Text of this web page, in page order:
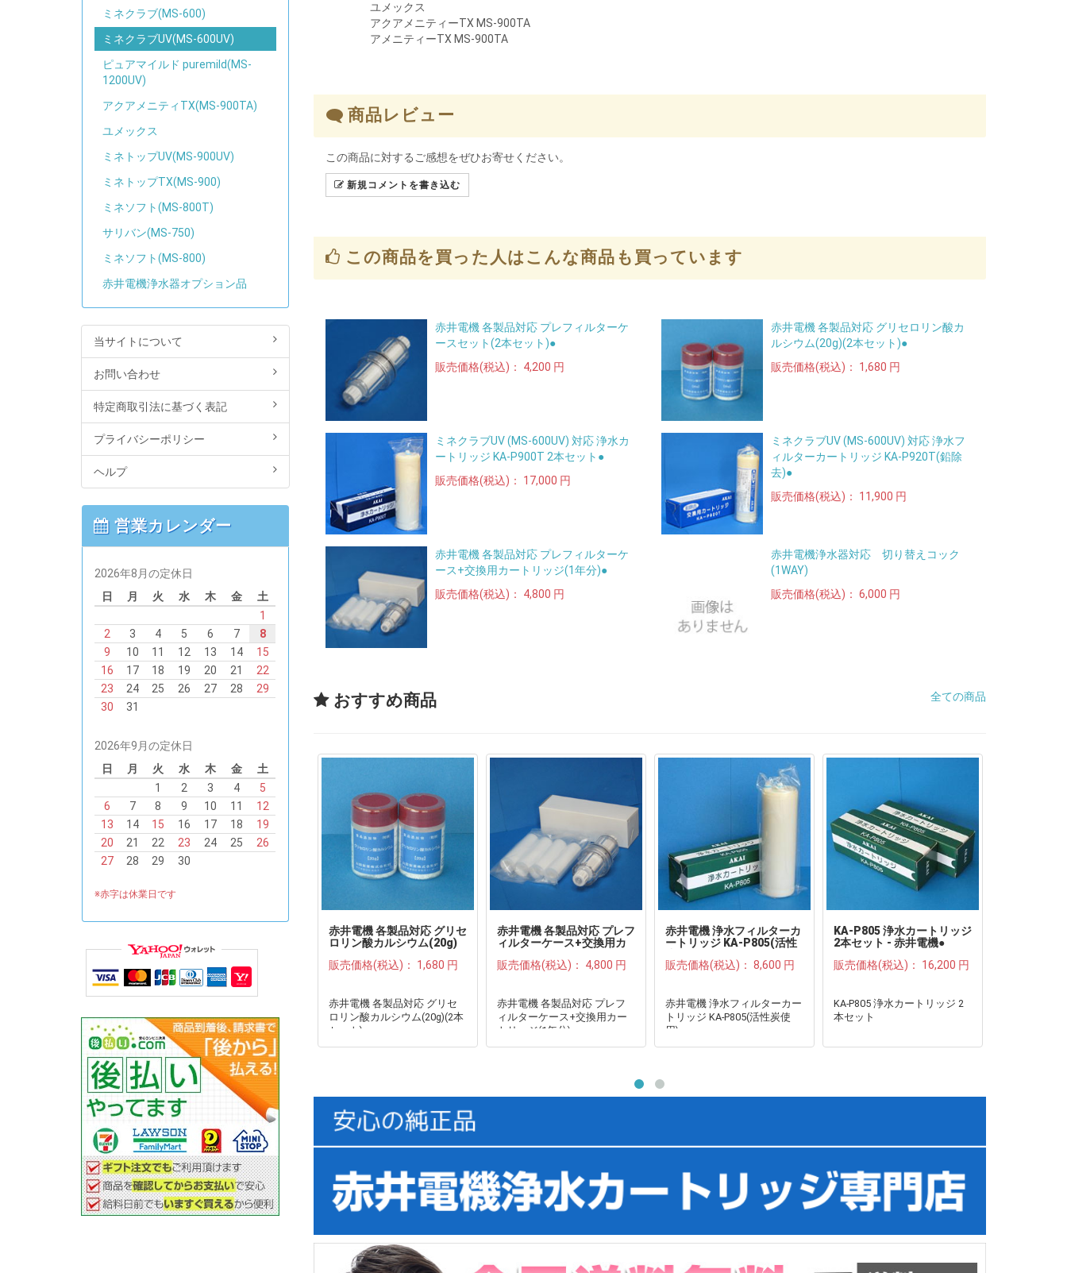
ユメックス
アクアメニティーTX MS-900TA
アメニティーTX MS-900TA
商品レビュー
この商品に対するご感想をぜひお寄せください。
新規コメントを書き込む
この商品を買った人はこんな商品も買っています
赤井電機 各製品対応 プレフィルターケ
ースセット(2本セット)●
販売価格(税込)：
4,200 円
赤井電機 各製品対応 グリセロリン酸カ
ルシウム(20g)(2本セット)●
販売価格(税込)：
1,680 円
ミネクラブUV (MS-600UV) 対応 浄水カ
ートリッジ KA-P900T 2本セット●
販売価格(税込)：
17,000 円
ミネクラブUV (MS-600UV) 対応 浄水フ
ィルターカートリッジ KA-P920T(鉛除
去)●
販売価格(税込)：
11,900 円
赤井電機 各製品対応 プレフィルターケ
ース+交換用カートリッジ(1年分)●
販売価格(税込)：
4,800 円
赤井電機浄水器対応 切り替えコック
(1WAY)
販売価格(税込)： 6,000 円
おすすめ商品 全ての商品
赤井電機 各製品対応 グリセ
ロリン酸カルシウム(20g)
販売価格(税込)： 1,680 円
赤井電機 各製品対応 グリセ
ロリン酸カルシウム(20g)(2本
セット)
赤井電機 各製品対応 プレフ
ィルターケース+交換用カ
販売価格(税込)： 4,800 円
赤井電機 各製品対応 プレフ
ィルターケース+交換用カー
トリッジ(1年分)
赤井電機 浄水フィルターカ
ートリッジ KA-P805(活性
販売価格(税込)： 8,600 円
赤井電機 浄水フィルターカー
トリッジ KA-P805(活性炭使
用)
KA-P805 浄水カートリッジ
2本セット - 赤井電機●
販売価格(税込)： 16,200 円
KA-P805 浄水カートリッジ 2
本セット
ミネクラブ(MS-600)
ミネクラブUV(MS-600UV)
ピュアマイルド puremild(MS-
1200UV)
アクアメニティTX(MS-900TA)
ユメックス
ミネトップUV(MS-900UV)
ミネトップTX(MS-900)
ミネソフト(MS-800T)
サリバン(MS-750)
ミネソフト(MS-800)
赤井電機浄水器オプション品
当サイトについて
お問い合わせ
特定商取引法に基づく表記
プライバシーポリシー
ヘルプ
営業カレンダー
2026年8月の定休日
日
月 火 水 木 金
土
1
2
3 4 5 6 7
8
9
10 11 12 13 14
15
16
17 18 19 20 21
22
23
24 25 26 27 28
29
30
31
2026年9月の定休日
日
月 火 水 木 金
土
1
2 3 4
5
6
7 8 9 10 11
12
13
14 15 16 17 18
19
20
21 22 23 24 25
26
27
28 29 30
※赤字は休業日です